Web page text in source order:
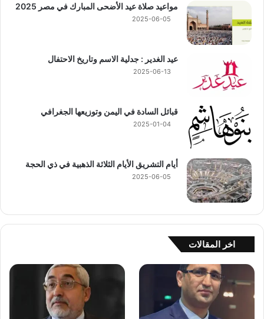
مواعيد صلاة عيد الأضحى المبارك في مصر 2025
2025-06-05
عيد الغدير : جدلية الاسم وتاريخ الاحتفال
2025-06-13
قبائل السادة في اليمن وتوزيعها الجغرافي
2025-01-04
أيام التشريق الأيام الثلاثة الذهبية في ذي الحجة
2025-06-05
اخر المقالات